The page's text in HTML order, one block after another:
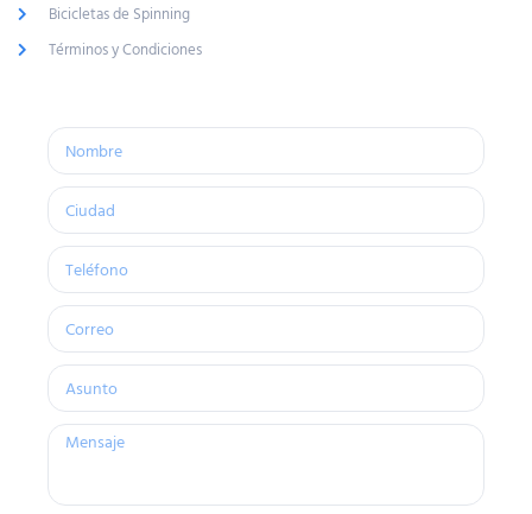
Bicicletas de Spinning
Términos y Condiciones